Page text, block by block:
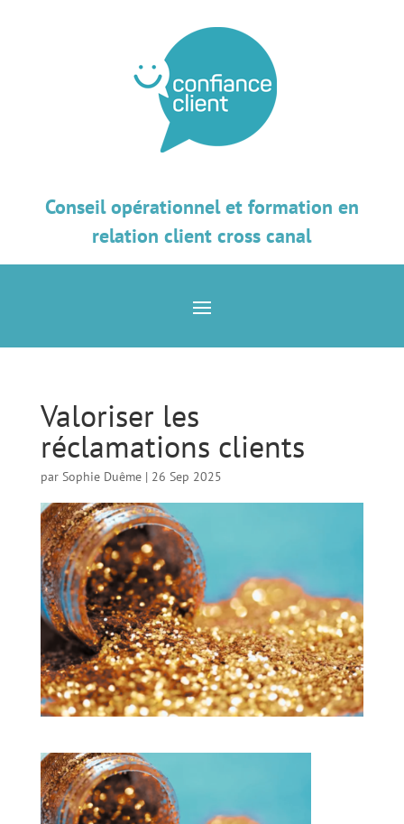
Conseil opérationnel et formation en
relation client cross canal
Valoriser les
réclamations clients
par Sophie Duême| 26 Sep 2025